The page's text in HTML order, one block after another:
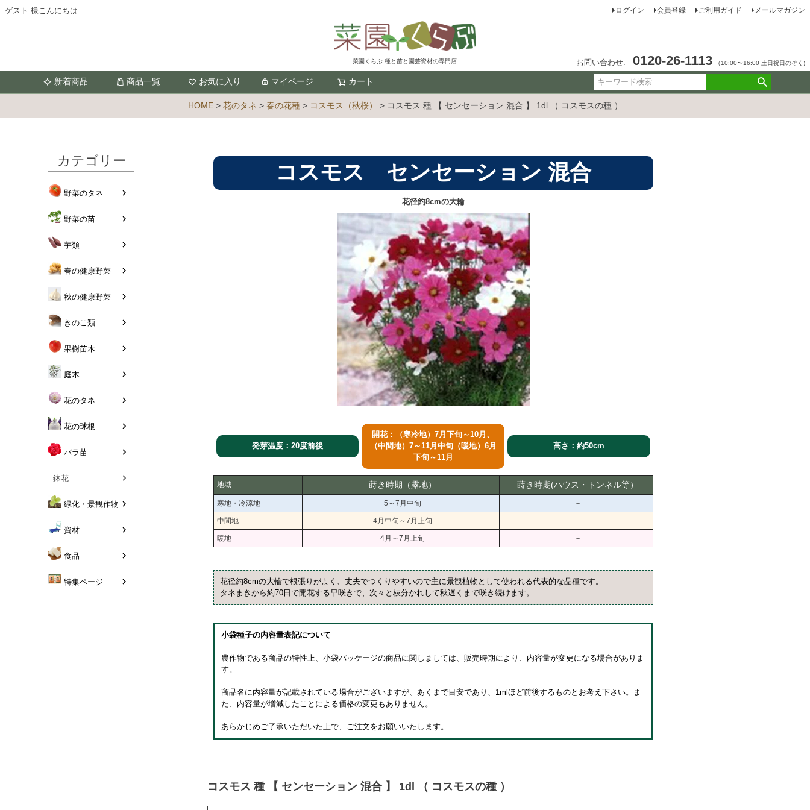
ゲスト 様こんにちは
菜園くらぶ 種と苗と園芸資材の専門店
ログイン 会員登録 ご利用ガイド メールマガジン
お問い合わせ: 0120-26-1113 （10:00〜16:00 土日祝日のぞく)
新着商品 商品一覧 お気に入り マイページ カート
HOME 花のタネ 春の花種 コスモス（秋桜） コスモス 種 【 センセーション 混合 】 1dl （ コスモスの種 ）
カテゴリー
野菜のタネ
野菜の苗
芋類
春の健康野菜
秋の健康野菜
きのこ類
果樹苗木
庭木
花のタネ
花の球根
バラ苗
鉢花
緑化・景観作物
資材
食品
特集ページ
コスモス センセーション 混合
花径約8cmの大輪
発芽温度：20度前後
開花：（寒冷地）7月下旬～10月、
（中間地）7～11月中旬（暖地）6月
下旬～11月
高さ：約50cm
地域 蒔き時期（露地） 蒔き時期(ハウス・トンネル等）
寒地・冷涼地 5～7月中旬 －
中間地 4月中旬～7月上旬 －
暖地 4月～7月上旬 －
花径約8cmの大輪で根張りがよく、丈夫でつくりやすいので主に景観植物として使われる代表的な品種です。
タネまきから約70日で開花する早咲きで、次々と枝分かれして秋遅くまで咲き続けます。
小袋種子の内容量表記について
農作物である商品の特性上、小袋パッケージの商品に関しましては、販売時期により、内容量が変更になる場合がありま
す。
商品名に内容量が記載されている場合がございますが、あくまで目安であり、1mlほど前後するものとお考え下さい。ま
た、内容量が増減したことによる価格の変更もありません。
あらかじめご了承いただいた上で、ご注文をお願いいたします。
コスモス 種 【 センセーション 混合 】 1dl （ コスモスの種 ）